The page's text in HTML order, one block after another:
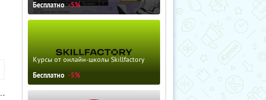
Бесплатно -5%
Курсы от онлайн-школы Skillfactory
Бесплатно -5%